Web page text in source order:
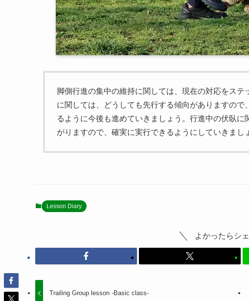
脚側行進の集中の維持に関しては、現在の対応をス
に関しては、どうしても先行する傾向がありますの
るように今後も進めていきましょう。行進中の伏臥
がりますので、確実に実行できるようにしていきまし
Lesson Diary
よかったらシ
Trailing Group lesson -Basic class-